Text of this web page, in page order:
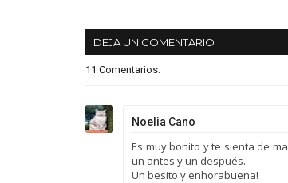
DEJA UN COMENTARIO
11 Comentarios:
Noelia Cano
Es muy bonito y te sienta de
un antes y un después.
Un besito y enhorabuena!